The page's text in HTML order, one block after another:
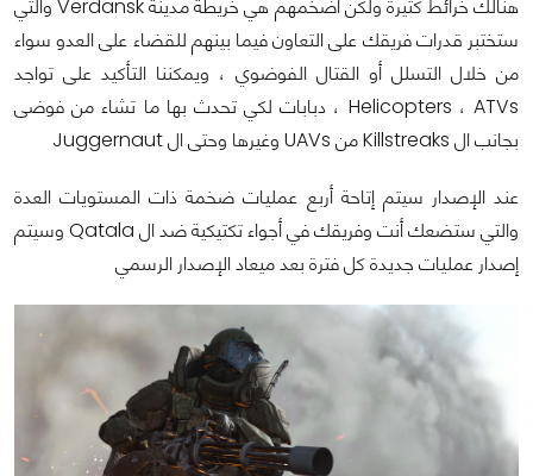
هنالك خرائط كثيرة ولكن أضخمهم هي خريطة مدينة Verdansk والتي
ستختبر قدرات فريقك على التعاون فيما بينهم للقضاء على العدو سواء
من خلال التسلل أو القتال الفوضوي ، ويمكننا التأكيد على تواجد
Helicopters ، ATVs ، دبابات لكي تحدث بها ما تشاء من فوضى
بجانب ال Killstreaks من UAVs وغيرها وحتى ال Juggernaut
عند الإصدار سيتم إتاحة أربع عمليات ضخمة ذات المستويات العدة
والتي ستضعك أنت وفريقك في أجواء تكتيكية ضد ال Qatala وسيتم
إصدار عمليات جديدة كل فترة بعد ميعاد الإصدار الرسمي